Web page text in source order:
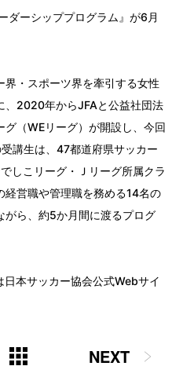
ダーシッププログラム』が6月
界・スポーツ界を牽引する女性
、2020年からJFAと公益社団法
グ（WEリーグ）が開設し、今回
講生は、47都道府県サッカー
しこリーグ・Ｊリーグ所属クラ
経営職や管理職を務める14名の
がら、約5か月間に渡るプログ
本サッカー協会公式Webサイ
NEXT